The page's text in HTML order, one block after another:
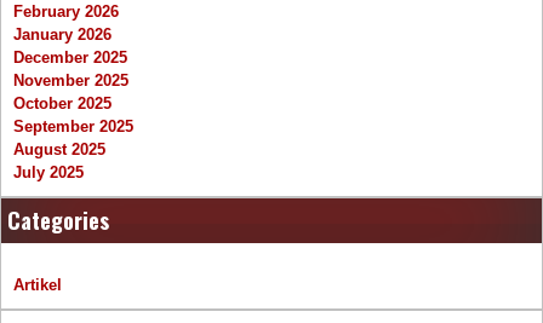
February 2026
January 2026
December 2025
November 2025
October 2025
September 2025
August 2025
July 2025
Categories
Artikel